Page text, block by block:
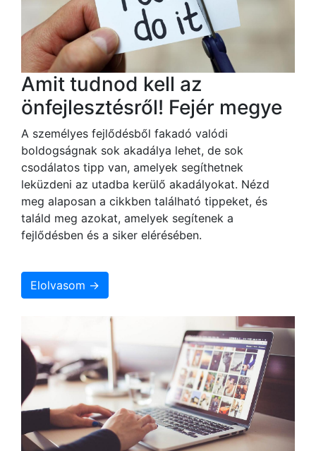
Amit tudnod kell az
önfejlesztésről! Fejér megye
A személyes fejlődésből fakadó valódi
boldogságnak sok akadálya lehet, de sok
csodálatos tipp van, amelyek segíthetnek
leküzdeni az utadba kerülő akadályokat. Nézd
meg alaposan a cikkben található tippeket, és
találd meg azokat, amelyek segítenek a
fejlődésben és a siker elérésében.
Elolvasom →